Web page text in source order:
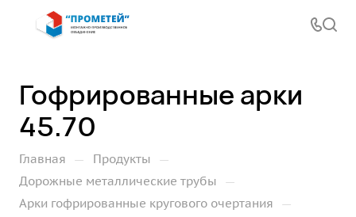
Гофрированные арки
45.70
Главная — Продукты —
Дорожные металлические трубы —
Арки гофрированные кругового очертания —